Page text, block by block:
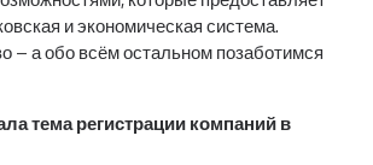
и экономическая система.
– а обо всём остальном позаботимся
тема регистрации компаний в